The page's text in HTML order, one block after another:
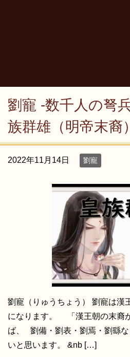
劉寵 -数千人の弩
族群雄（明帝末裔
2022年11月14日 劉寵
劉寵（りゅうちょう） 劉寵は漢
になります。 「漢王朝の末裔
ば、 劉備・劉表・劉焉・劉繇
いと思います。 &nb […]